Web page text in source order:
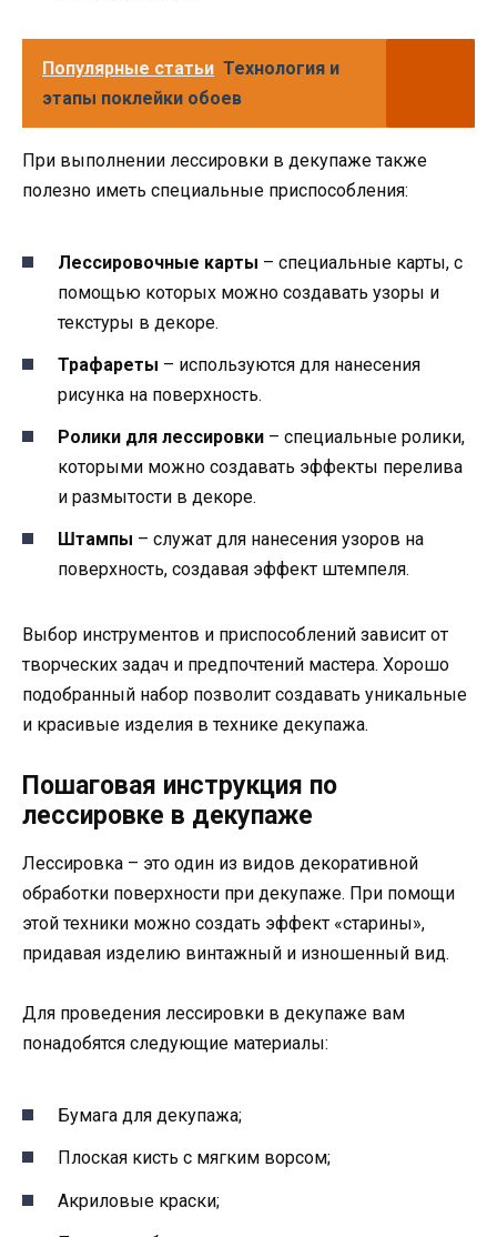
Популярные статьи Технология и
этапы поклейки обоев
При выполнении лессировки в декупаже также
полезно иметь специальные приспособления:
Лессировочные карты – специальные карты, с
помощью которых можно создавать узоры и
текстуры в декоре.
Трафареты – используются для нанесения
рисунка на поверхность.
Ролики для лессировки – специальные ролики,
которыми можно создавать эффекты перелива
и размытости в декоре.
Штампы – служат для нанесения узоров на
поверхность, создавая эффект штемпеля.
Выбор инструментов и приспособлений зависит от
творческих задач и предпочтений мастера. Хорошо
подобранный набор позволит создавать уникальные
и красивые изделия в технике декупажа.
Пошаговая инструкция по
лессировке в декупаже
Лессировка – это один из видов декоративной
обработки поверхности при декупаже. При помощи
этой техники можно создать эффект «старины»,
придавая изделию винтажный и изношенный вид.
Для проведения лессировки в декупаже вам
понадобятся следующие материалы:
Бумага для декупажа;
Плоская кисть с мягким ворсом;
Акриловые краски;